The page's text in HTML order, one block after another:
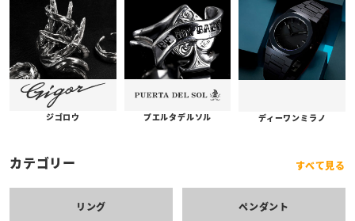
ジゴロウ プエルタデルソル ディーワンミラノ
カテゴリー すべて見る
リング ペンダント